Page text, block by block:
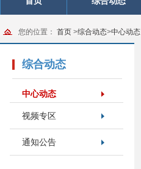
您的位置： 首页 >综合动态>中心动态
综合动态
中心动态
视频专区
通知公告